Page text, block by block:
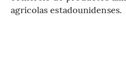
agrícolas estadounidenses.